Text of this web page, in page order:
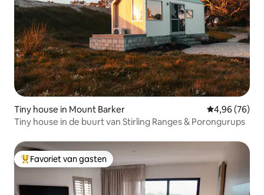
Tiny house in Mount Barker Gemiddelde
4,96 (76)
Tiny house in de buurt van Stirling Ranges & Porongurups
Topfavoriet van gasten
Favoriet van gasten